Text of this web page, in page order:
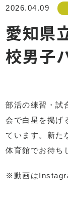
2026.04.09
愛知県
校男子
部活の練習・試
会で白星を掲げ
ています。新た
体育館でお待ち
※動画は